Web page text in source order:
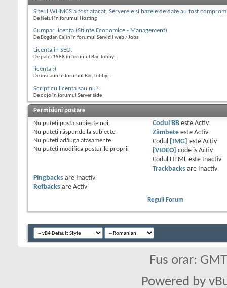
Siteul WHMCS a fost atacat. Serverele si bazele de date au fost
De Netul în forumul Hosting
Cumpar licenta (Stiinte Economice - Management)
De Bogdan Calin în forumul Servicii web / Jobs
Licenta in SEO.
De palex1988 în forumul Bar, lobby...
licenta :)
De inscaun în forumul Bar, lobby...
Script cu licenta sau nu?
De dojo în forumul Server side
Permisiuni postare
Nu puteţi posta subiecte noi.
Nu puteţi răspunde la subiecte
Nu puteţi adăuga ataşamente
Nu puteţi modifica posturile proprii
Codul BBeste Activ
Zâmbeteeste Activ
Codul
[IMG] este Activ
[VIDEO]
code is Activ
Codul HTML este
Inactiv
Trackbacksare
Inactiv
Pingbacks are
Inactiv
Refbacks are Activ
Reguli Forum
Fus orar:
Powered by